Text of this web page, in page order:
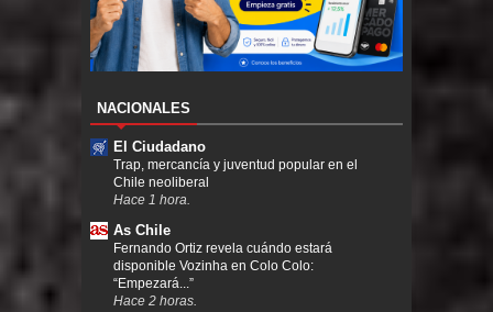
NACIONALES
El Ciudadano
Trap, mercancía y juventud popular en el
Chile neoliberal
Hace 1 hora.
As Chile
Fernando Ortiz revela cuándo estará
disponible Vozinha en Colo Colo:
“Empezará...”
Hace 2 horas.